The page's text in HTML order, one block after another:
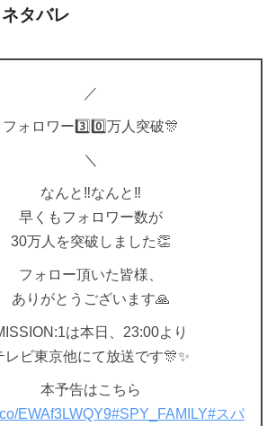
タバレ
／
フォロワー3️⃣0️⃣万人突破🎊
＼
なんと‼️なんと‼️
早くもフォロワー数が
30万人を突破しました👏
フォロー頂いた皆様、
ありがとうございます🙏
は本日、23:00より
レビ東京他にて放送です🎊✨
本予告はこちら
EWAf3LWQY9#SPY_FAMILY#スパ